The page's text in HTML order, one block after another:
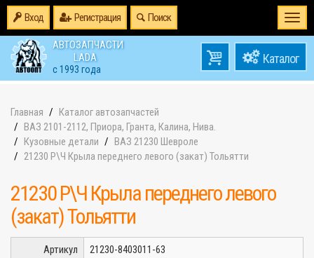
Вход Регистрация Поиск
АВТОЗАПЧАСТИ
LADA
с 1993 года
товаров0
на0
Главная
Каталог автозапчастей
ВАЗ 2101-2112, Приора, Гранта, Калина, Нива.
Кузовные детали
ВАЗ 21230 Шевроле
21230 Р\Ч Крыла переднего левого (закат) Тольятти
21230 Р\Ч Крыла переднего левого
(закат) Тольятти
Артикул
21230-8403011-63